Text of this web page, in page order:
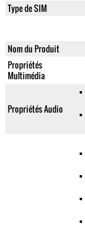
Type de SIM
Nom du Produit
Propriétés
Multimédia
Propriétés Audio